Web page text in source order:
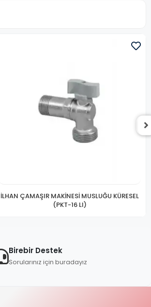
İLHAN ÇAMAŞIR MAKİNESİ MUSLUĞU KÜRESEL
(PKT-16 LI)
Birebir Destek
Sorularınız için buradayız